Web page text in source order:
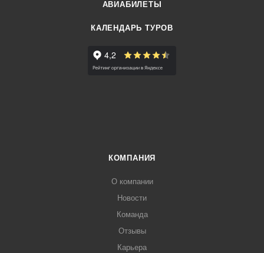
АВИАБИЛЕТЫ
КАЛЕНДАРЬ ТУРОВ
КОМПАНИЯ
О компании
Новости
Команда
Отзывы
Карьера